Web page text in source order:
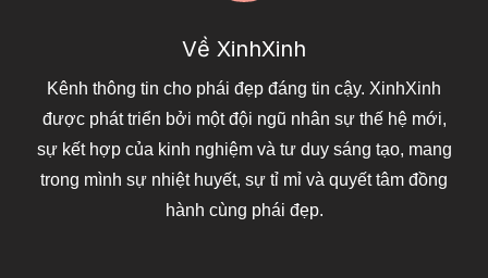
Về XinhXinh
Kênh thông tin cho phái đẹp đáng tin cậy. XinhXinh
được phát triển bởi một đội ngũ nhân sự thế hệ mới,
sự kết hợp của kinh nghiệm và tư duy sáng tạo, mang
trong mình sự nhiệt huyết, sự tỉ mỉ và quyết tâm đồng
hành cùng phái đẹp.